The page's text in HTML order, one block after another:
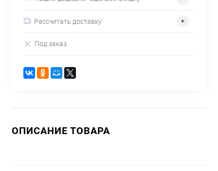
Рассчитать доставку
Под заказ
ОПИСАНИЕ ТОВАРА